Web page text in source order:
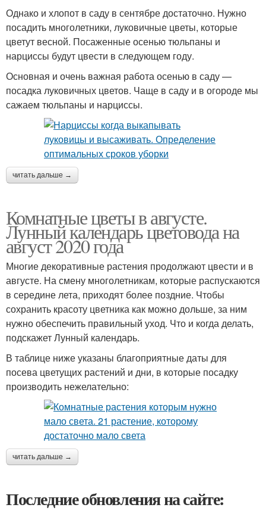
Однако и хлопот в саду в сентябре достаточно. Нужно
посадить многолетники, луковичные цветы, которые
цветут весной. Посаженные осенью тюльпаны и
нарциссы будут цвести в следующем году.
Основная и очень важная работа осенью в саду —
посадка луковичных цветов. Чаще в саду и в огороде мы
сажаем тюльпаны и нарциссы.
читать дальше →
Комнатные цветы в августе.
Лунный календарь цветовода на
август 2020 года
Многие декоративные растения продолжают цвести и в
августе. На смену многолетникам, которые распускаются
в середине лета, приходят более поздние. Чтобы
сохранить красоту цветника как можно дольше, за ним
нужно обеспечить правильный уход. Что и когда делать,
подскажет Лунный календарь.
В таблице ниже указаны благоприятные даты для
посева цветущих растений и дни, в которые посадку
производить нежелательно:
читать дальше →
Последние обновления на сайте: